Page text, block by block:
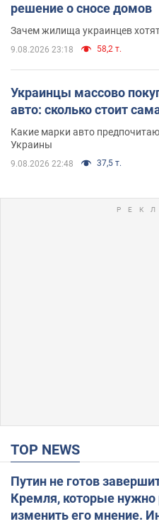
решение о сносе домов
Зачем жилища украинцев
9.08.2026 23:18 58,2 т.
Украинцы массово
авто: сколько стоит
Какие марки авто
Украины
9.08.2026 22:48 37,5 т.
TOP NEWS
Путин не готов
Кремля, которые нужно
изменить его мнение.